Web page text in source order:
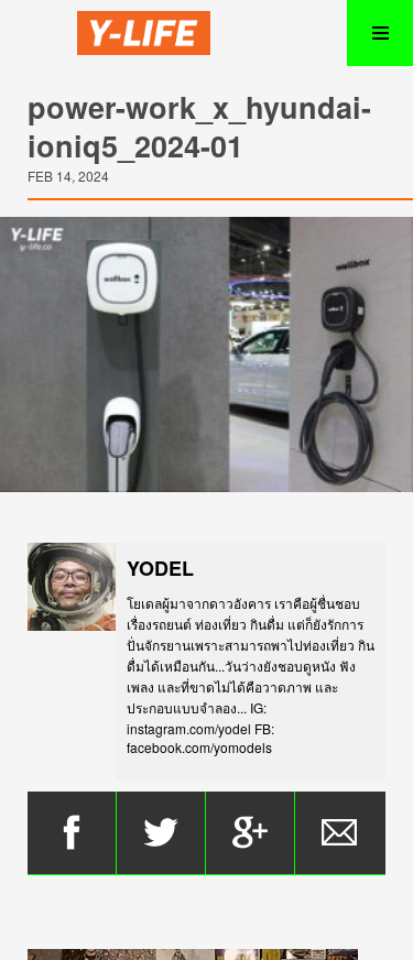
power-work_x_hyundai-
ioniq5_2024-01
FEB 14, 2024
YODEL
โยเดลผู้มาจากดาวอังคาร เราคือผู้ชื่นชอบ
เรื่องรถยนต์ ท่องเที่ยว กินดื่ม แต่ก็ยังรักการ
ปั่นจักรยานเพราะสามารถพาไปท่องเที่ยว กิน
ดื่มได้เหมือนกัน...วันว่างยังชอบดูหนัง ฟัง
เพลง และที่ขาดไม่ได้คือวาดภาพ และ
ประกอบแบบจำลอง... IG:
instagram.com/yodel FB:
facebook.com/yomodels